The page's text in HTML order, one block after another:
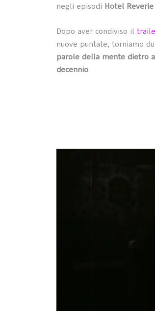
negli episodi Hotel Reverie
Dopo aver condiviso il
nuove puntate, torniamo
parole della mente dietro
decennio.